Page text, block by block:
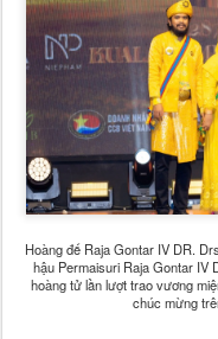
Hoàng đế Raja Gontar IV DR.
hậu Permaisuri Raja Gontar IV
hoàng tử lần lượt trao vương
chúc mừng